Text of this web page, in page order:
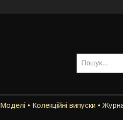
Моделі • Колекційні випуски •